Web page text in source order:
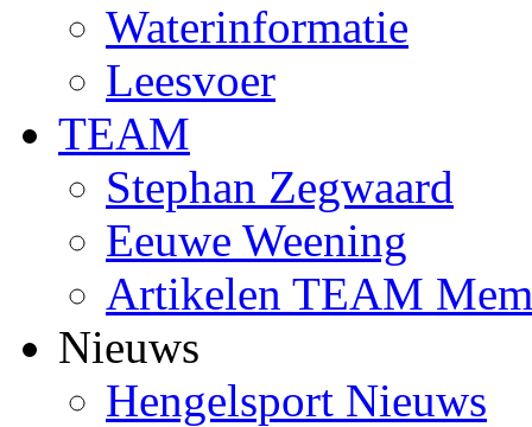
Waterinformatie
Leesvoer
TEAM
Stephan Zegwaard
Eeuwe Weening
Artikelen TEAM
Nieuws
Hengelsport Nieuws